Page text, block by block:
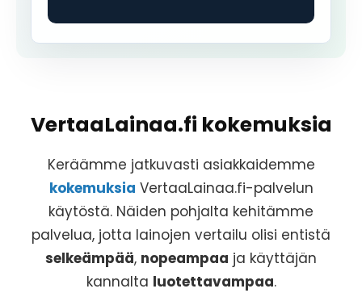
VertaaLainaa.fi kokemuksia
Keräämme jatkuvasti asiakkaidemme
kokemuksia VertaaLainaa.fi-palvelun
käytöstä. Näiden pohjalta kehitämme
palvelua, jotta lainojen vertailu olisi entistä
selkeämpää, nopeampaa ja käyttäjän
kannalta luotettavampaa.